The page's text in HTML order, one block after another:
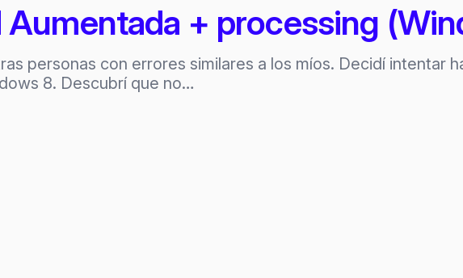
Aumentada + processing
personas con errores similares a los míos. Decidí intentar
8. Descubrí que no…